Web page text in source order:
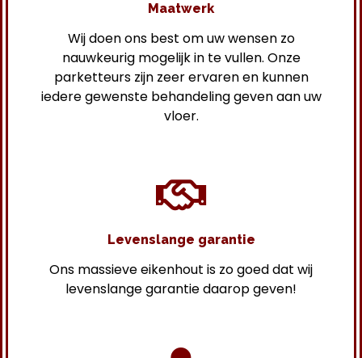
Maatwerk
Wij doen ons best om uw wensen zo
nauwkeurig mogelijk in te vullen. Onze
parketteurs zijn zeer ervaren en kunnen
iedere gewenste behandeling geven aan uw
vloer.
Levenslange garantie
Ons massieve eikenhout is zo goed dat wij
levenslange garantie daarop geven!